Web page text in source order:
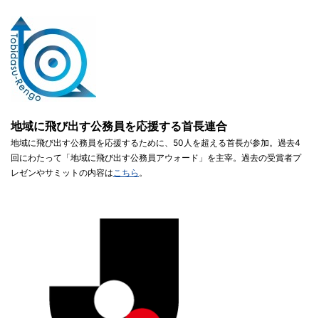
地域に飛び出す公務員を応援する首長連合
地域に飛び出す公務員を応援するために、50人を超える首長が参加。過去4
回にわたって「地域に飛び出す公務員アウォード」を主宰。過去の受賞者プ
レゼンやサミットの内容は こちら 。